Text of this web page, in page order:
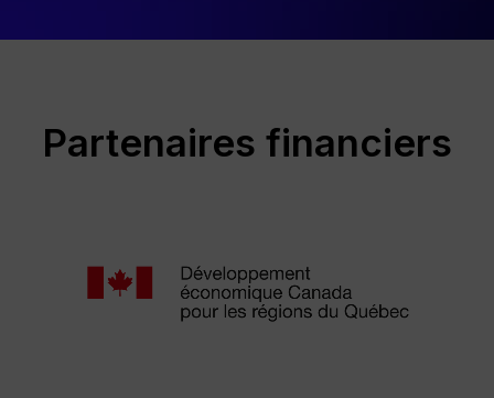
Partenaires financiers